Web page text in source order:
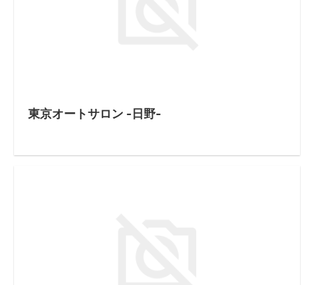
東京オートサロン -日野-